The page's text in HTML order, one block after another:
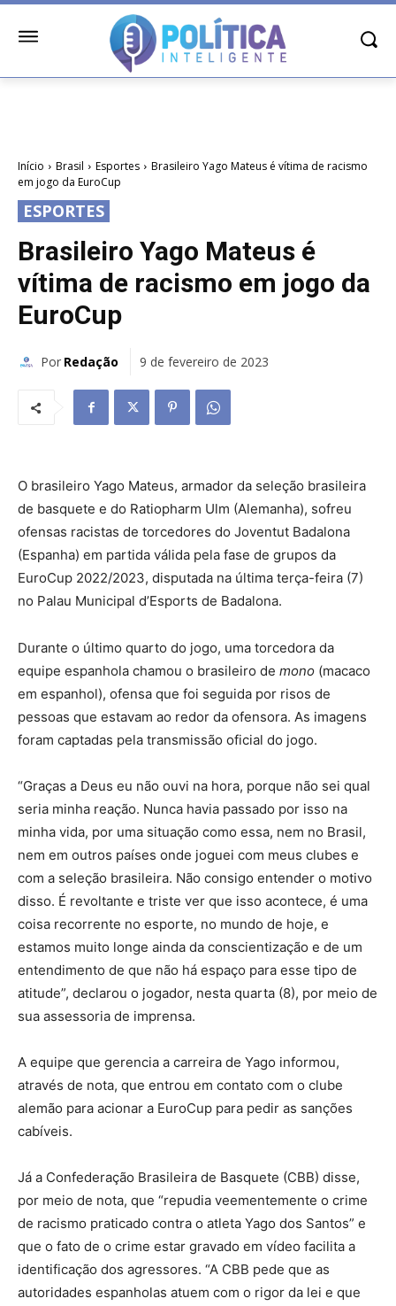
Início Brasil Esportes
Brasileiro Yago Mateus é vítima de racismo
em jogo da EuroCup
ESPORTES
Brasileiro Yago Mateus é
vítima de racismo em jogo da
EuroCup
Por Redação 9 de fevereiro de 2023
O brasileiro Yago Mateus, armador da seleção brasileira
de basquete e do Ratiopharm Ulm (Alemanha), sofreu
ofensas racistas de torcedores do Joventut Badalona
(Espanha) em partida válida pela fase de grupos da
EuroCup 2022/2023, disputada na última terça-feira (7)
no Palau Municipal d’Esports de Badalona.
Durante o último quarto do jogo, uma torcedora da
equipe espanhola chamou o brasileiro de mono (macaco
em espanhol), ofensa que foi seguida por risos de
pessoas que estavam ao redor da ofensora. As imagens
foram captadas pela transmissão oficial do jogo.
“Graças a Deus eu não ouvi na hora, porque não sei qual
seria minha reação. Nunca havia passado por isso na
minha vida, por uma situação como essa, nem no Brasil,
nem em outros países onde joguei com meus clubes e
com a seleção brasileira. Não consigo entender o motivo
disso. É revoltante e triste ver que isso acontece, é uma
coisa recorrente no esporte, no mundo de hoje, e
estamos muito longe ainda da conscientização e de um
entendimento de que não há espaço para esse tipo de
atitude”, declarou o jogador, nesta quarta (8), por meio de
sua assessoria de imprensa.
A equipe que gerencia a carreira de Yago informou,
através de nota, que entrou em contato com o clube
alemão para acionar a EuroCup para pedir as sanções
cabíveis.
Já a Confederação Brasileira de Basquete (CBB) disse,
por meio de nota, que “repudia veementemente o crime
de racismo praticado contra o atleta Yago dos Santos” e
que o fato de o crime estar gravado em vídeo facilita a
identificação dos agressores. “A CBB pede que as
autoridades espanholas atuem com o rigor da lei e que